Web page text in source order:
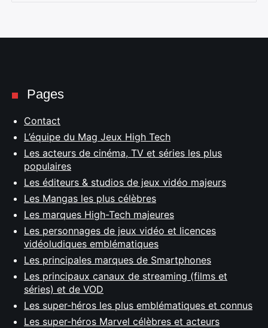
Pages
Contact
L’équipe du Mag Jeux High Tech
Les acteurs de cinéma, TV et séries les plus
populaires
Les éditeurs & studios de jeux vidéo majeurs
Les Mangas les plus célèbres
Les marques High-Tech majeures
Les personnages de jeux vidéo et licences
vidéoludiques emblématiques
Les principales marques de Smartphones
Les principaux canaux de streaming (films et
séries) et de VOD
Les super-héros les plus emblématiques et connus
Les super-héros Marvel célèbres et acteurs